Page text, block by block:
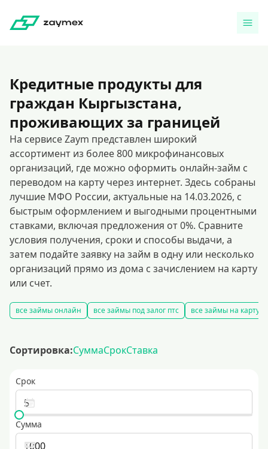
Кредитные продукты для
граждан Кыргызстана,
проживающих за границей
На сервисе Zaym представлен широкий
ассортимент из более 800 микрофинансовых
организаций, где можно оформить онлайн-займ с
переводом на карту через интернет. Здесь собраны
лучшие МФО России, актуальные на 14.03.2026, с
быстрым оформлением и выгодными процентными
ставками, включая предложения от 0%. Сравните
условия получения, сроки и способы выдачи, а
затем подайте заявку на займ в одну или несколько
организаций прямо из дома с зачислением на карту
или счет.
все займы онлайн все займы под залог птс все займы на карту
Сортировка:СуммаСрокСтавка
Срок
Сумма